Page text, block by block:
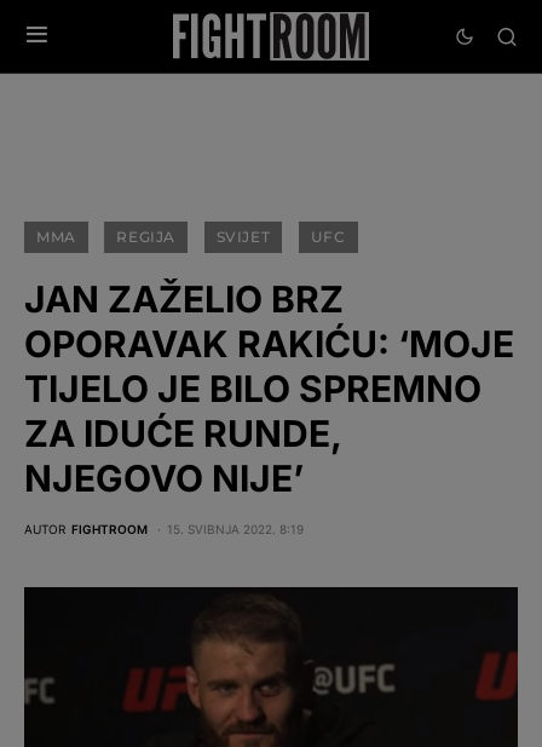
MMA REGIJA SVIJET UFC
JAN ZAŽELIO BRZ
OPORAVAK RAKIĆU: ‘MOJE
TIJELO JE BILO SPREMNO
ZA IDUĆE RUNDE,
NJEGOVO NIJE’
AUTOR FIGHTROOM 15. SVIBNJA 2022. 8:19